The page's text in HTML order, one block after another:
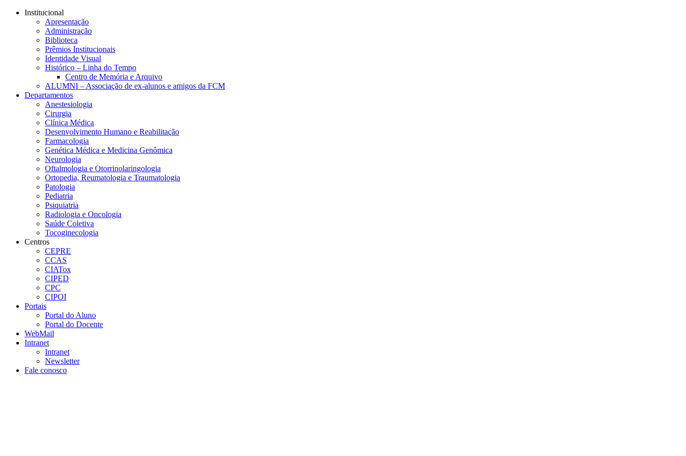
Conteúdo principal
Institucional
Apresentação
Administração
Biblioteca
Prêmios Institucionais
Identidade Visual
Histórico – Linha do Tempo
Centro de Memória e Arquivo
ALUMNI – Associação de ex-alunos e amigos da FCM
Departamentos
Anestesiologia
Cirurgia
Clínica Médica
Desenvolvimento Humano e Reabilitação
Farmacologia
Genética Médica e Medicina Genômica
Neurologia
Oftalmologia e Otorrinolaringologia
Ortopedia, Reumatologia e Traumatologia
Patologia
Pediatria
Psiquiatria
Radiologia e Oncologia
Saúde Coletiva
Tocoginecologia
Centros
CEPRE
CCAS
CIATox
CIPED
CPC
CIPOI
Portais
Portal do Aluno
Portal do Docente
WebMail
Intranet
Intranet
Newsletter
Fale conosco